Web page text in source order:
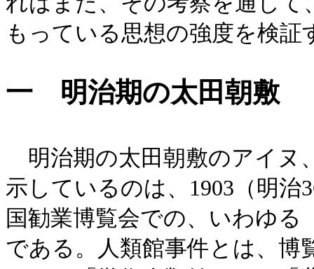
もっている思想の強度を検
一 明治期の太田朝敷
明治期の太田朝敷のアイヌ
示しているのは、1903（明
国勧業博覧会での、いわゆる
である。人類館事件とは、博